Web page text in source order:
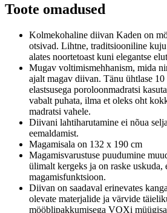
Toote omadused
Kolmekohaline diivan Kaden on
otsivad. Lihtne, traditsiooniline
alates noortetoast kuni elegantse
Mugav voltimismehhanism, mida
ajalt magav diivan. Tänu ühtlase 10
elastsusega poroloonmadratsi
vabalt puhata, ilma et oleks oht
madratsi vahele.
Diivani lahtiharutamine ei nõua
eemaldamist.
Magamisala on 132 x 190 cm
Magamisvarustuse puudumine
ülimalt kergeks ja on raske uskuda,
magamisfunktsioon.
Diivan on saadaval erinevates
olevate materjalide ja värvide
mööblipakkumisega VOXi